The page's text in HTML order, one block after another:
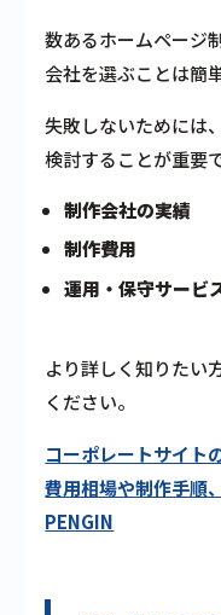
数あるホームページ
会社を選ぶことは簡
失敗しないためには
検討することが重要で
制作会社の実績
制作費用
運用・保守サービ
より詳しく知りたい
ください。
コーポレートサイト
費用相場や制作手順
PENGIN